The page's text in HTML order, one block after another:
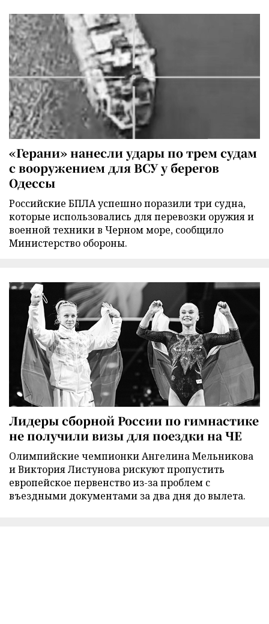
«Герани» нанесли удары по трем судам
с вооружением для ВСУ у берегов
Одессы
Российские БПЛА успешно поразили три судна,
которые использовались для перевозки оружия и
военной техники в Черном море, сообщило
Министерство обороны.
Лидеры сборной России по гимнастике
не получили визы для поездки на ЧЕ
Олимпийские чемпионки Ангелина Мельникова
и Виктория Листунова рискуют пропустить
европейское первенство из-за проблем с
въездными документами за два дня до вылета.